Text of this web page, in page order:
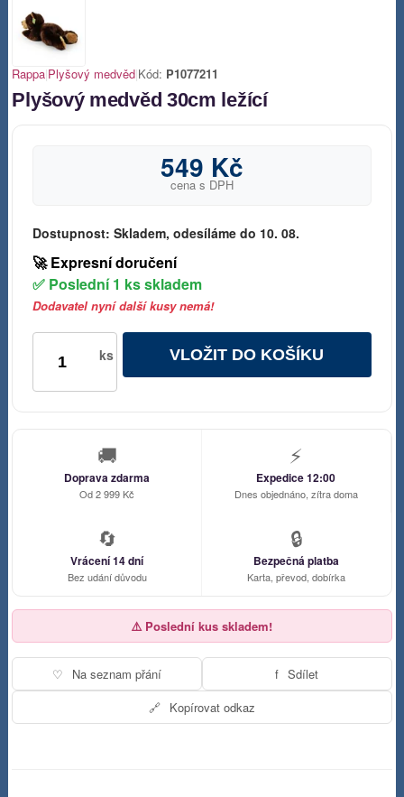
Rappa|Plyšový medvěd|Kód: P1077211
Plyšový medvěd 30cm ležící
549 Kč
cena s DPH
Dostupnost: Skladem, odesíláme do 10. 08.
🚀 Expresní doručení
✅ Poslední 1 ks skladem
Dodavatel nyní další kusy nemá!
ks VLOŽIT DO KOŠÍKU
🚚
Doprava zdarma
Od 2 999 Kč
⚡
Expedice 12:00
Dnes objednáno, zítra doma
🔄
Vrácení 14 dní
Bez udání důvodu
🔒
Bezpečná platba
Karta, převod, dobírka
⚠️ Poslední kus skladem!
♡ Na seznam přání f Sdílet
🔗 Kopírovat odkaz